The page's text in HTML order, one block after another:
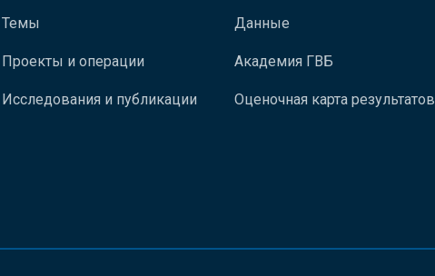
Темы
Проекты и операции
Исследования и публикации
Данные
Академия ГВБ
Оценочная карта результатов